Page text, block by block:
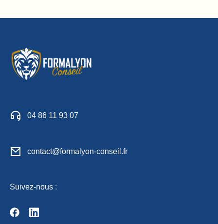
04 86 11 93 07
contact@formalyon-conseil.fr
Suivez-nous :